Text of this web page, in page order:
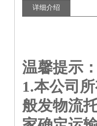
详细介绍
温馨提示
1.本公司
般发物流